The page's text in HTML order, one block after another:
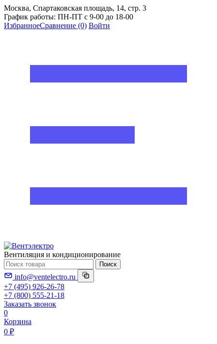
Москва, Спартаковская площадь, 14, стр. 3
График работы: ПН-ПТ с 9-00 до 18-00
ИзбранноеСравнение (0) Войти
Вентиляция и кондиционирование
Поиск
info@ventelectro.ru
+7 (495) 926-26-78
+7 (800) 555-21-18
Заказать звонок
0
Корзина
0 ₽